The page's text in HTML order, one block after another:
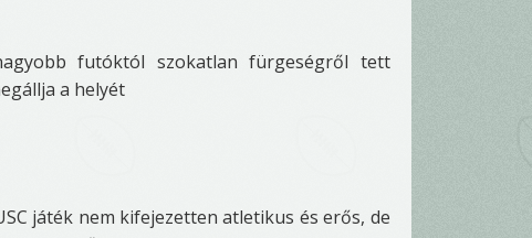
futóktól szokatlan fürgeségről tett
a helyét
játék nem kifejezetten atletikus és erős, de